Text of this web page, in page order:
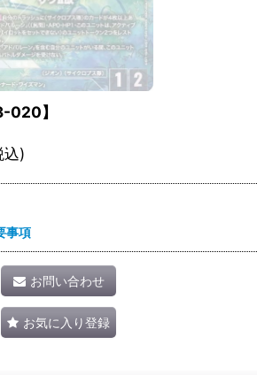
020】
込)
事項
お問い合わせ
お気に入り登録